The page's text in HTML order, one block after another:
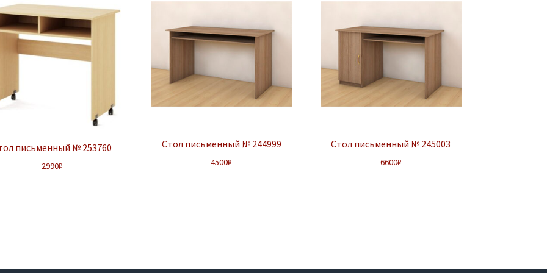
письменный № 253760
2990₽
Стол письменный № 244999
4500₽
Стол письменный № 245003
6600₽